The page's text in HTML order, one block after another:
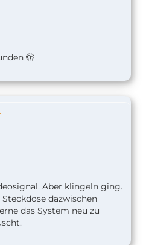
🫣
Aber klingeln ging.
dazwischen
das System neu zu